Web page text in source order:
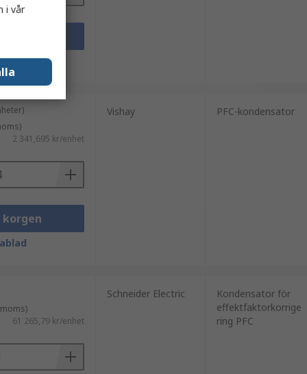
2 341,695 kr/enhet
korgen
Vishay PFC-kondensator
61 265,79 kr/enhet
Schneider Electric
Kondensator för
effektfaktorkorrige
ring PFC
i vår